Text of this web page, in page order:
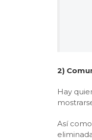
2)
Hay
Así